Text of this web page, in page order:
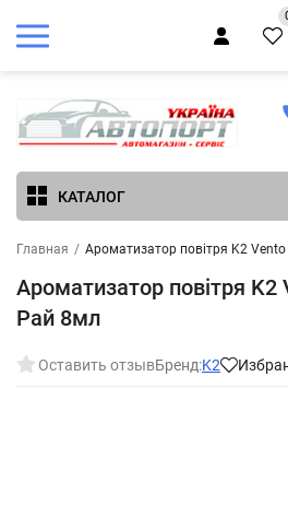
КАТАЛОГ
Главная / Ароматизатор повітря K2
Ароматизатор повітря K2
Рай 8мл
Оставить отзывБренд:K2